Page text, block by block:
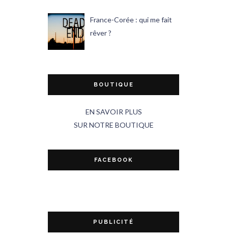
France-Corée : qui me fait
rêver ?
BOUTIQUE
EN SAVOIR PLUS
SUR NOTRE BOUTIQUE
FACEBOOK
PUBLICITÉ